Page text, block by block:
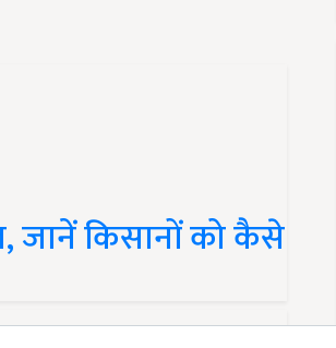
जानें किसानों को कैसे